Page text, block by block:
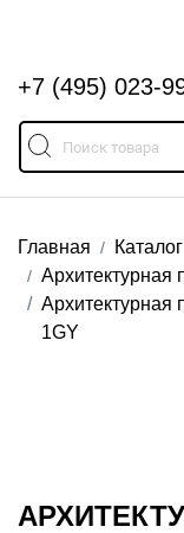
+7 (495) 023-
Главная
Архитектурная
Архитектурная
1GY